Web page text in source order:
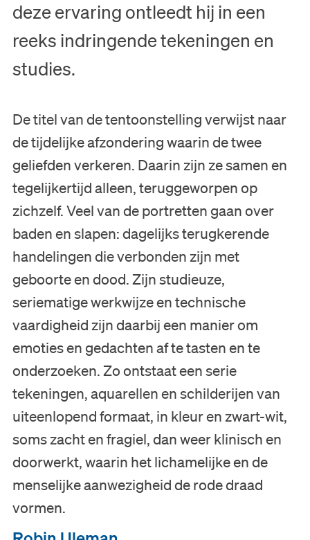
deze ervaring ontleedt hij in een
reeks indringende tekeningen en
studies.
De titel van de tentoonstelling verwijst naar
de tijdelijke afzondering waarin de twee
geliefden verkeren. Daarin zijn ze samen en
tegelijkertijd alleen, teruggeworpen op
zichzelf. Veel van de portretten gaan over
baden en slapen: dagelijks terugkerende
handelingen die verbonden zijn met
geboorte en dood. Zijn studieuze,
seriematige werkwijze en technische
vaardigheid zijn daarbij een manier om
emoties en gedachten af te tasten en te
onderzoeken. Zo ontstaat een serie
tekeningen, aquarellen en schilderijen van
uiteenlopend formaat, in kleur en zwart-wit,
soms zacht en fragiel, dan weer klinisch en
doorwerkt, waarin het lichamelijke en de
menselijke aanwezigheid de rode draad
vormen.